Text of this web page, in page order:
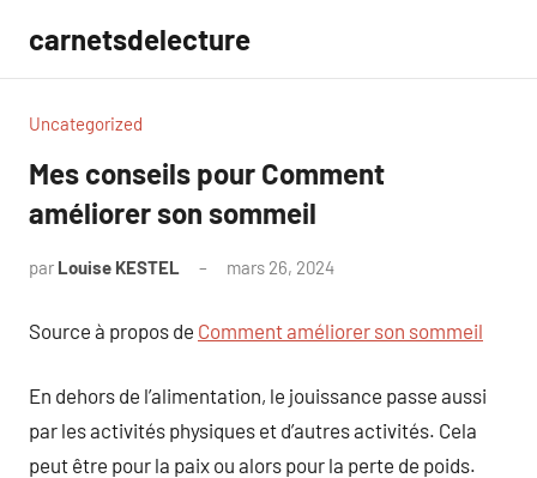
contenu
carnetsdelecture
Uncategorized
Mes conseils pour Comment
améliorer son sommeil
par Louise KESTEL mars 26, 2024
Source à propos de Comment améliorer son sommeil
En dehors de l’alimentation, le jouissance passe aussi
par les activités physiques et d’autres activités. Cela
peut être pour la paix ou alors pour la perte de poids.